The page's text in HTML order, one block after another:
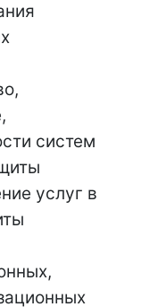
систем
услуг в